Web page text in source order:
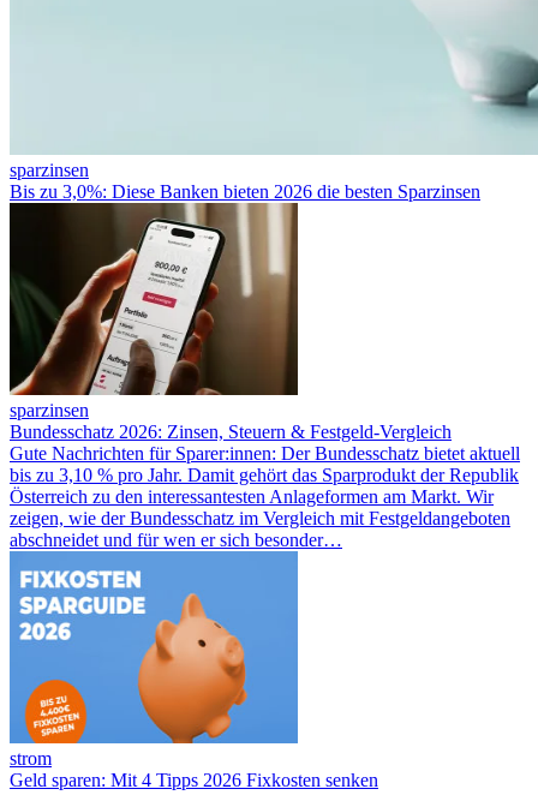
sparzinsen
Bis zu 3,0%: Diese Banken bieten 2026 die besten Sparzinsen
sparzinsen
Bundesschatz 2026: Zinsen, Steuern & Festgeld-Vergleich
Gute Nachrichten für Sparer:innen: Der Bundesschatz bietet aktuell
bis zu 3,10 % pro Jahr. Damit gehört das Sparprodukt der Republik
Österreich zu den interessantesten Anlageformen am Markt. Wir
zeigen, wie der Bundesschatz im Vergleich mit Festgeldangeboten
abschneidet und für wen er sich besonder…
strom
Geld sparen: Mit 4 Tipps 2026 Fixkosten senken